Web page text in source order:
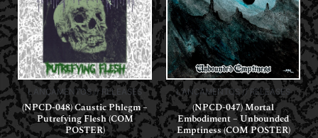
LANÇAMENTOS // RELEASES
(NPCD-048) Caustic Phlegm –
Putrefying Flesh (COM
POSTER)
LANÇAMENTOS // RELEASES
(NPCD-047) Mortal
Embodiment – Unbounded
Emptiness (COM POSTER)